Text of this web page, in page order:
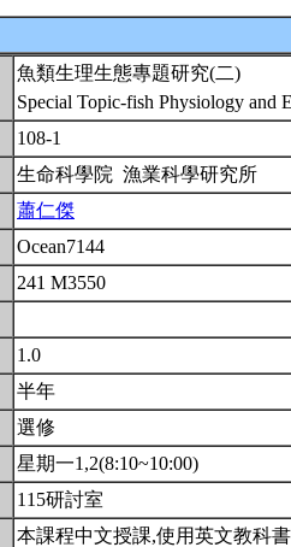
魚類生理生態專題研究(二)
Special Topic-fish Physiology and
108-1
生命科學院 漁業科學研究所
蕭仁傑
Ocean7144
241 M3550
1.0
半年
選修
星期一1,2(8:10~10:00)
115研討室
本課程中文授課,使用英文教科